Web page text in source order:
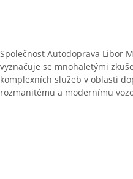
Společnost Autodoprava Libor
vyznačuje se mnohaletými
komplexních služeb v oblasti
rozmanitému a modernímu